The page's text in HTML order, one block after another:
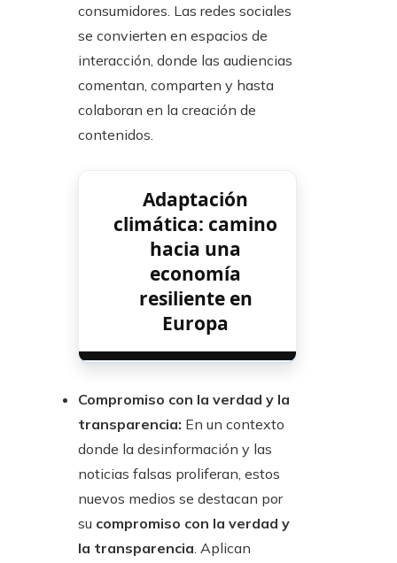
consumidores. Las redes sociales
se convierten en espacios de
interacción, donde las audiencias
comentan, comparten y hasta
colaboran en la creación de
contenidos.
Adaptación
climática: camino
hacia una
economía
resiliente en
Europa
Compromiso con la verdad y la
transparencia: En un contexto
donde la desinformación y las
noticias falsas proliferan, estos
nuevos medios se destacan por
su compromiso con la verdad y
la transparencia. Aplican